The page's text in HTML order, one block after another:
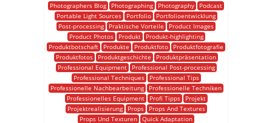
Photographers Blog
Photographing Photography
Podcast
Portable Light Sources
Portfolio
Portfolioentwicklung
Post-processing
Praktische Vorteile
Product Images
Product Photos
Produkt
Produkt-highlighting
Produktbotschaft
Produkte Produktfoto
Produktfotografie
Produktfotos
Produktgeschichte
Produktpräsentation
Professional Equipment
Professional Post-processing
Professional Techniques
Professional Tips
Professionelle Nachbearbeitung
Professionelle Techniken
Professionelles Equipment
Profi Tipps
Projekt
Projektrealisierung
Props
Props And Textures
Props Und Texturen Quick Adaptation